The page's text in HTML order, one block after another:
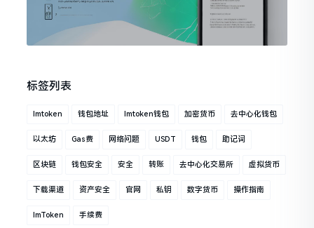
标签列表
Imtoken 钱包地址 Imtoken钱包 加密货币 去中心化钱包
以太坊 Gas费 网络问题 USDT 钱包 助记词
区块链 钱包安全 安全 转账 去中心化交易所 虚拟货币
下载渠道 资产安全 官网 私钥 数字货币 操作指南
ImToken 手续费